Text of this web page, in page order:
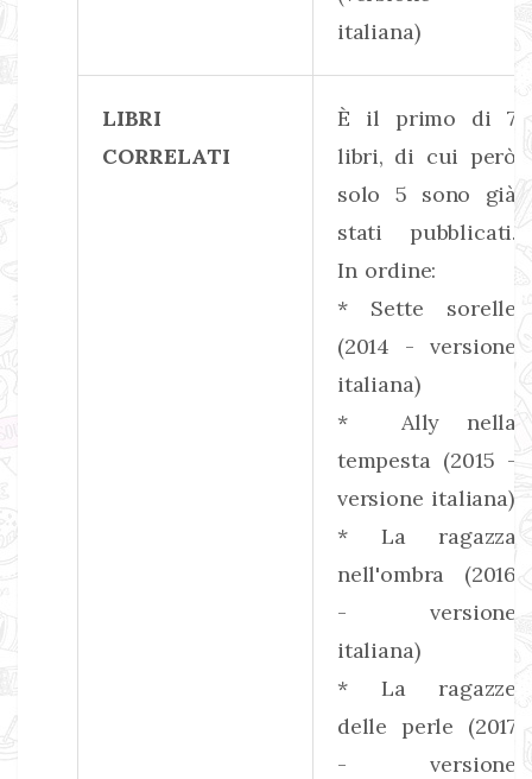
italiana)
LIBRI
CORRELATI
È il primo di 7
libri, di cui però
solo 5 sono già
stati pubblicati.
In ordine:
* Sette sorelle
(2014 - versione
italiana)
* Ally nella
tempesta (2015 -
versione italiana)
* La ragazza
nell'ombra (2016
- versione
italiana)
* La ragazze
delle perle (2017
- versione